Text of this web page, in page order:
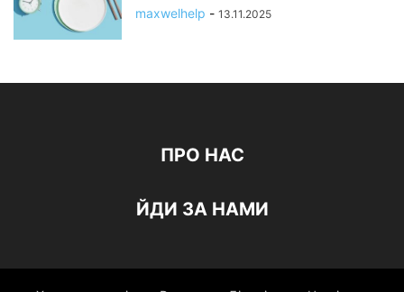
maxwelhelp - 13.11.2025
ПРО НАС
ЙДИ ЗА НАМИ